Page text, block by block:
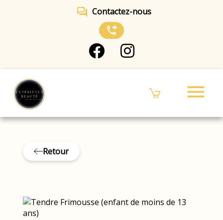
forum Contactez-nous
phone_forwarded
menu
Retour